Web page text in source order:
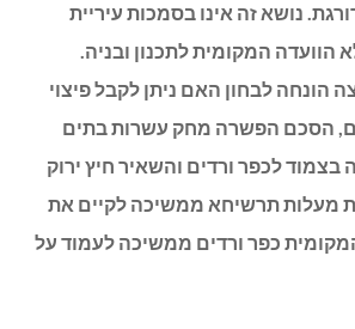
נושא זה אינו בסמכות עיריית
המקומית לתכנון ובניה.
הונחה לבחון האם ניתן לקבל פיצוי
הסכם הפשרה מחק עשרות בתים
בצמוד לכפר ורדים והשאיר חיץ ירוק
מעלות תרשיחא ממשיכה לקיים את
כפר ורדים ממשיכה לעמוד על